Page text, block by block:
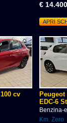
€
APRI
cv
Peugeot
EDC-6
Benzina-
Km. Zero